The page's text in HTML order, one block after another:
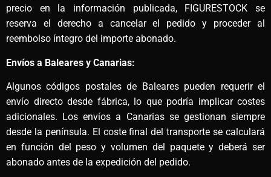
precio en la información publicada, FIGURESTOCK se
reserva el derecho a cancelar el pedido y proceder al
reembolso íntegro del importe abonado.
Envíos a Baleares y Canarias:
Algunos códigos postales de Baleares pueden requerir el
envío directo desde fábrica, lo que podría implicar costes
adicionales. Los envíos a Canarias se gestionan siempre
desde la península. El coste final del transporte se calculará
en función del peso y volumen del paquete y deberá ser
abonado antes de la expedición del pedido.